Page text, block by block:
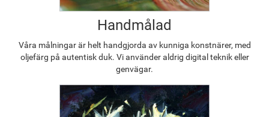
Handmålad
Våra målningar är helt handgjorda av kunniga konstnärer, med
oljefärg på autentisk duk. Vi använder aldrig digital teknik eller
genvägar.